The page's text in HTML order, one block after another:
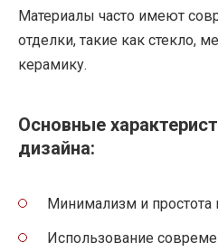
Материалы часто имеют
отделки, такие как стекло,
керамику.
Основные
дизайна:
Минимализм и
Использование